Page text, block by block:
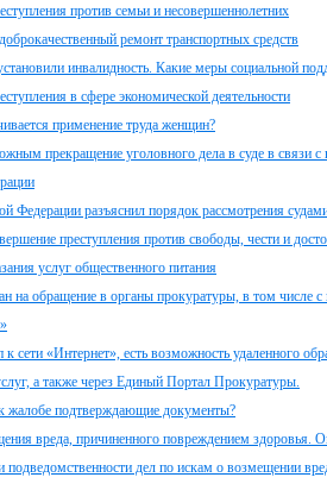
против семьи и несовершеннолетних
ремонт транспортных средств
инвалидность. Какие меры социальной
в сфере экономической деятельности
применение труда женщин?
прекращение уголовного дела в суде в связи
Федерации разъяснил порядок рассмотрения
преступления против свободы, чести и
услуг общественного питания
на обращение в органы прокуратуры, в том числе с
к сети «Интернет», есть возможность удаленного
а также через Единый Портал Прокуратуры.
жалобе подтверждающие документы?
вреда, причиненного повреждением здоровья.
подведомственности дел по искам о возмещении